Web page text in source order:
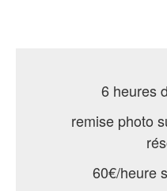
6 heures
remise photo
60€/heure